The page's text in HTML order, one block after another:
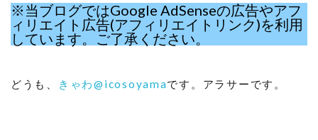
※当ブログではGoogle AdSenseの広告やアフ
ィリエイト広告(アフィリエイトリンク)を利用
しています。ご了承ください。
どうも、 きゃわ@icosoyamaです。アラサーです。